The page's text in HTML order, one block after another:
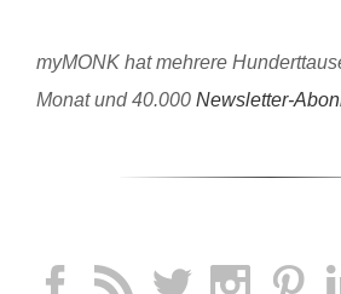
myMONK hat mehrere
Monat und 40.000 Newsletter-